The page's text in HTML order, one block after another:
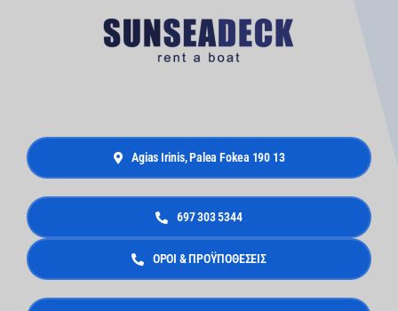
Agias Irinis, Palea Fokea 190 13
697 303 5344
ΟΡΟΙ & ΠΡΟΫΠΟΘΕΣΕΙΣ